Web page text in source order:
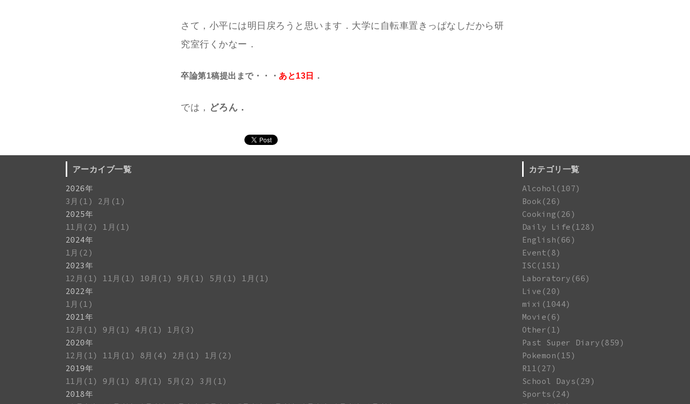
さて，小平には明日戻ろうと思います．大学に自転車置きっぱなしだから研
究室行くかなー．
卒論第1稿提出まで・・・ あと13日 ．
では， どろん．
アーカイブ一覧
2026年
3月(1)
2月(1)
2025年
11月(2)
1月(1)
2024年
1月(2)
2023年
12月(1)
11月(1) 10月(1) 9月(1) 5月(1)
1月(1)
2022年
1月(1)
2021年
12月(1)
9月(1) 4月(1)
1月(3)
2020年
12月(1)
11月(1) 8月(4) 2月(1)
1月(2)
2019年
11月(1)
9月(1) 8月(1) 5月(2)
3月(1)
2018年
カテゴリ一覧
Alcohol(107)
Book(26)
Cooking(26)
Daily Life(128)
English(66)
Event(8)
ISC(151)
Laboratory(66)
Live(20)
mixi(1044)
Movie(6)
Other(1)
Past Super Diary(859)
Pokemon(15)
R11(27)
School Days(29)
Sports(24)